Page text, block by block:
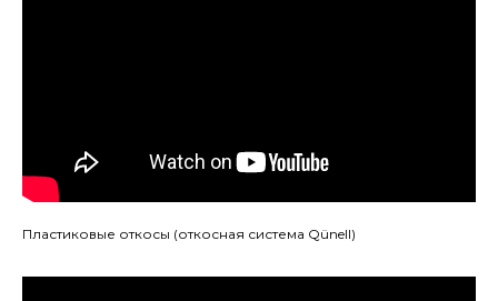
Пластиковые откосы (откосная система Qünell)